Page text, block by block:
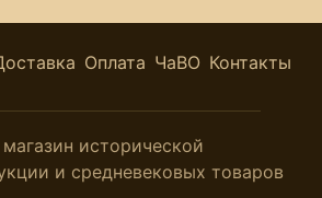
Оплата ЧаВО Контакты
исторической
и средневековых товаров